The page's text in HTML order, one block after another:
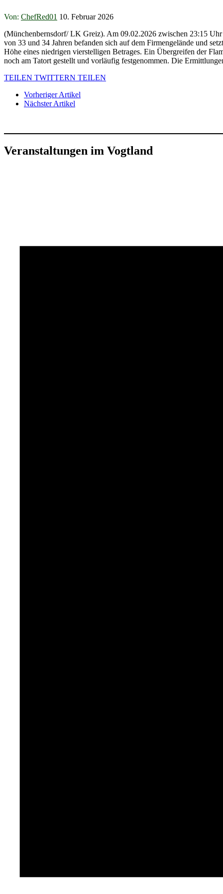
Von: ChefRed01 10. Februar 2026
(Münchenbernsdorf/ LK Greiz). Am 09.02.2026 zwischen 23:15
von 33 und 34 Jahren befanden sich auf dem Firmengelände und
Höhe eines niedrigen vierstelligen Betrages. Ein Übergreifen der
noch am Tatort gestellt und vorläufig festgenommen. Die
TEILEN TWITTERN TEILEN
Vorheriger Artikel
Nächster Artikel
Veranstaltungen im Vogtland